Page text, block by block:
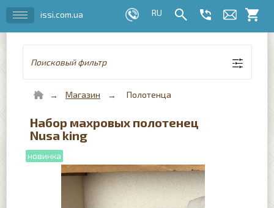
issi.com.ua
Поисковый фильтр
Магазин Полотенца
Набор махровых полотенец
Nusa king